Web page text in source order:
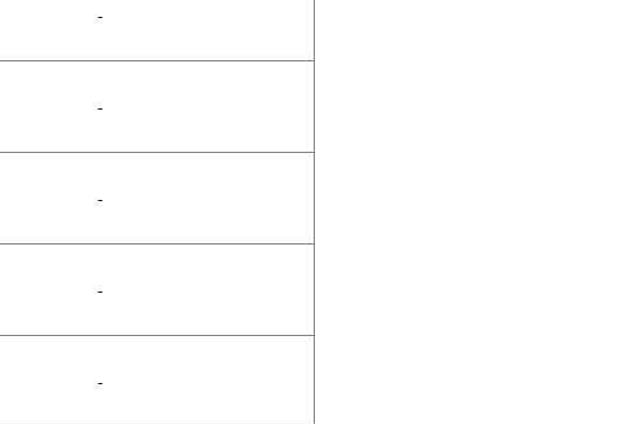
-
-
-
-
-